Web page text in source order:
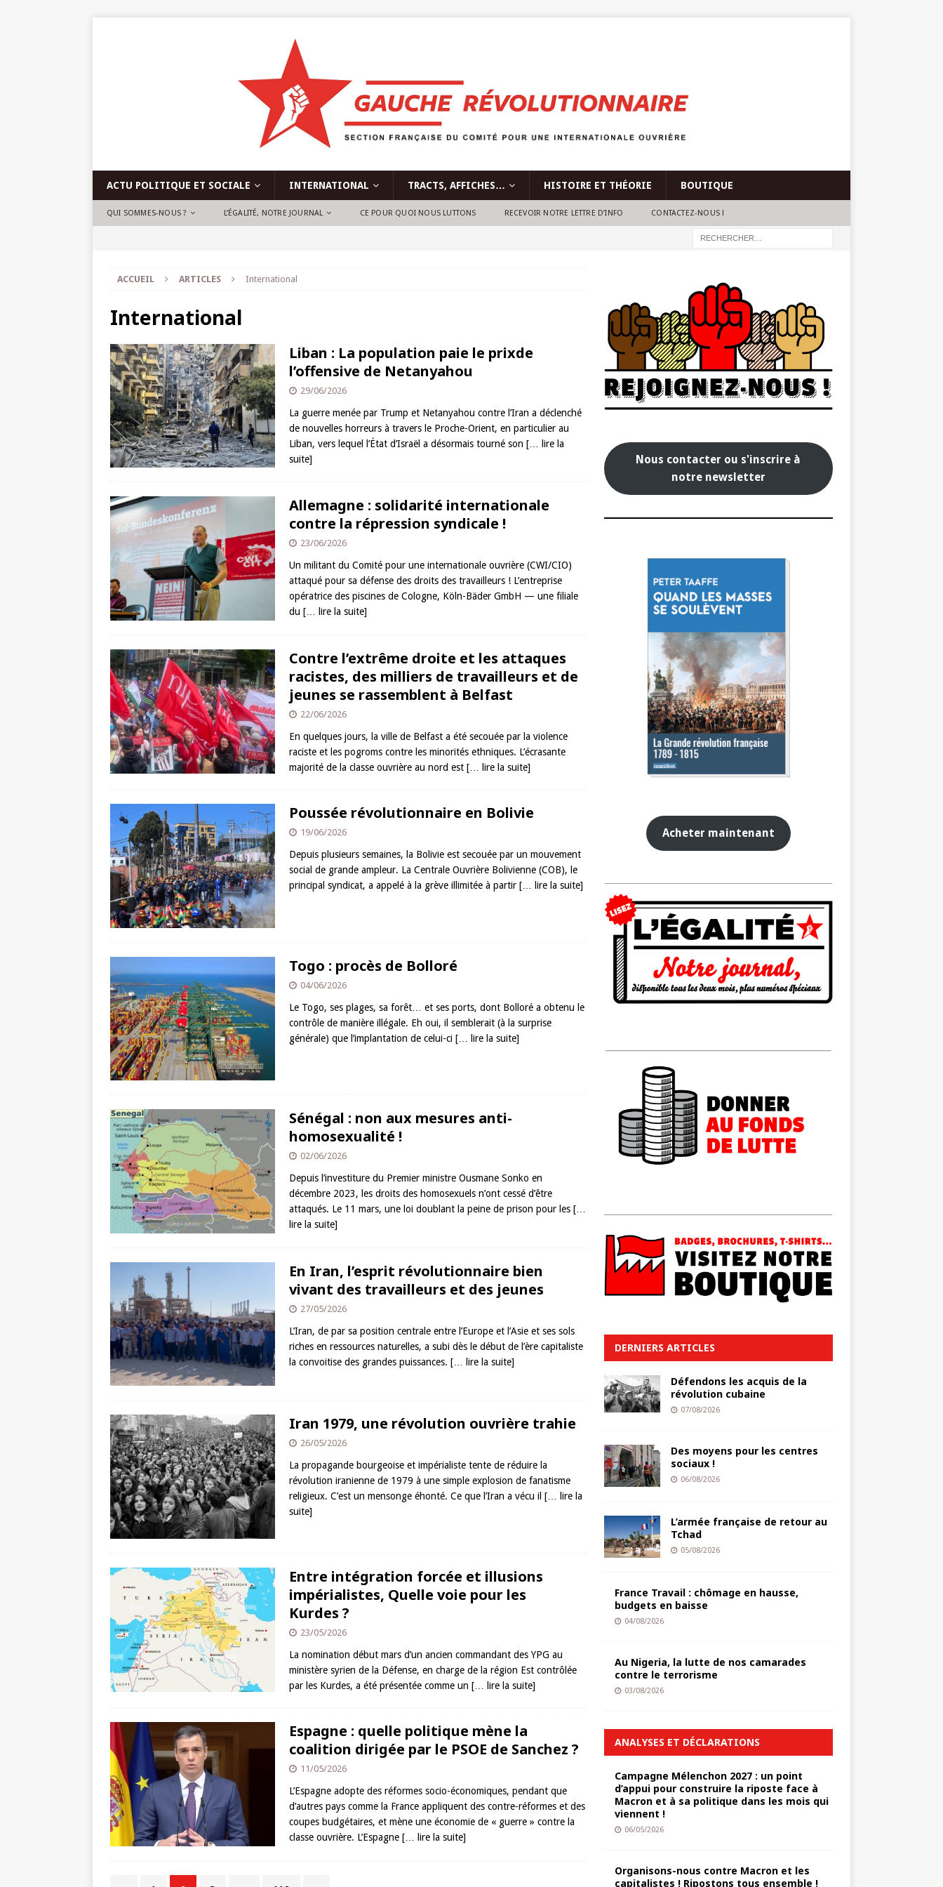
ACTU POLITIQUE ET SOCIALE INTERNATIONAL TRACTS, AFFICHES… HISTOIRE ET THÉORIE BOUTIQUE
QUI SOMMES-NOUS ? L’ÉGALITÉ, NOTRE JOURNAL CE POUR QUOI NOUS LUTTONS RECEVOIR NOTRE LETTRE D’INFO CONTACTEZ-NOUS !
ACCUEIL ARTICLES International
International
Liban : La population paie le prixde
l’offensive de Netanyahou
29/06/2026
La guerre menée par Trump et Netanyahou contre l’Iran a déclenché
de nouvelles horreurs à travers le Proche-Orient, en particulier au
Liban, vers lequel l’État d’Israël a désormais tourné son [… lire la
suite]
Allemagne : solidarité internationale
contre la répression syndicale !
23/06/2026
Un militant du Comité pour une internationale ouvrière (CWI/CIO)
attaqué pour sa défense des droits des travailleurs ! L’entreprise
opératrice des piscines de Cologne, Köln-Bäder GmbH — une filiale
du [… lire la suite]
Contre l’extrême droite et les attaques
racistes, des milliers de travailleurs et de
jeunes se rassemblent à Belfast
22/06/2026
En quelques jours, la ville de Belfast a été secouée par la violence
raciste et les pogroms contre les minorités ethniques. L’écrasante
majorité de la classe ouvrière au nord est [… lire la suite]
Poussée révolutionnaire en Bolivie
19/06/2026
Depuis plusieurs semaines, la Bolivie est secouée par un mouvement
social de grande ampleur. La Centrale Ouvrière Bolivienne (COB), le
principal syndicat, a appelé à la grève illimitée à partir [… lire la suite]
Togo : procès de Bolloré
04/06/2026
Le Togo, ses plages, sa forêt… et ses ports, dont Bolloré a obtenu le
contrôle de manière illégale. Eh oui, il semblerait (à la surprise
générale) que l’implantation de celui-ci [… lire la suite]
Sénégal : non aux mesures anti-
homosexualité !
02/06/2026
Depuis l’investiture du Premier ministre Ousmane Sonko en
décembre 2023, les droits des homosexuels n’ont cessé d’être
attaqués. Le 11 mars, une loi doublant la peine de prison pour les […
lire la suite]
En Iran, l’esprit révolutionnaire bien
vivant des travailleurs et des jeunes
27/05/2026
L’Iran, de par sa position centrale entre l’Europe et l’Asie et ses sols
riches en ressources naturelles, a subi dès le début de l’ère capitaliste
la convoitise des grandes puissances. [… lire la suite]
Iran 1979, une révolution ouvrière trahie
26/05/2026
La propagande bourgeoise et impérialiste tente de réduire la
révolution iranienne de 1979 à une simple explosion de fanatisme
religieux. C’est un mensonge éhonté. Ce que l’Iran a vécu il [… lire la
suite]
Entre intégration forcée et illusions
impérialistes, Quelle voie pour les
Kurdes ?
23/05/2026
La nomination début mars d’un ancien commandant des YPG au
ministère syrien de la Défense, en charge de la région Est contrôlée
par les Kurdes, a été présentée comme un [… lire la suite]
Espagne : quelle politique mène la
coalition dirigée par le PSOE de Sanchez ?
11/05/2026
L’Espagne adopte des réformes socio-économiques, pendant que
d’autres pays comme la France appliquent des contre-réformes et des
coupes budgétaires, et mène une économie de « guerre » contre la
classe ouvrière. L’Espagne [… lire la suite]
Nous contacter ou s'inscrire à
notre newsletter
Acheter maintenant
DERNIERS ARTICLES
Défendons les acquis de la
révolution cubaine
07/08/2026
Des moyens pour les centres
sociaux !
06/08/2026
L’armée française de retour au
Tchad
05/08/2026
France Travail : chômage en hausse,
budgets en baisse
04/08/2026
Au Nigeria, la lutte de nos camarades
contre le terrorisme
03/08/2026
ANALYSES ET DÉCLARATIONS
Campagne Mélenchon 2027 : un point
d’appui pour construire la riposte face à
Macron et à sa politique dans les mois qui
viennent !
06/05/2026
Organisons-nous contre Macron et les
capitalistes ! Ripostons tous ensemble !